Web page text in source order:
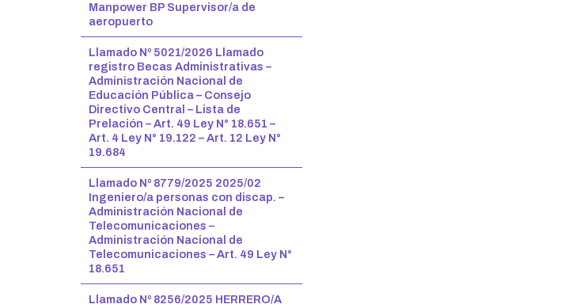
Manpower BP Supervisor/a de
aeropuerto
Llamado Nº 5021/2026 Llamado
registro Becas Administrativas –
Administración Nacional de
Educación Pública – Consejo
Directivo Central – Lista de
Prelación – Art. 49 Ley N° 18.651 –
Art. 4 Ley N° 19.122 – Art. 12 Ley N°
19.684
Llamado Nº 8779/2025 2025/02
Ingeniero/a personas con discap. –
Administración Nacional de
Telecomunicaciones –
Administración Nacional de
Telecomunicaciones – Art. 49 Ley N°
18.651
Llamado Nº 8256/2025 HERRERO/A